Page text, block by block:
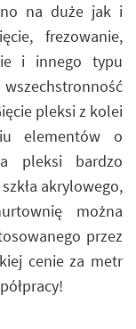
na duże jak i
frezowanie,
i innego typu
pleksi z kolei
elementów o
pleksi bardzo
akrylowego,
można
przez
cenie za metr